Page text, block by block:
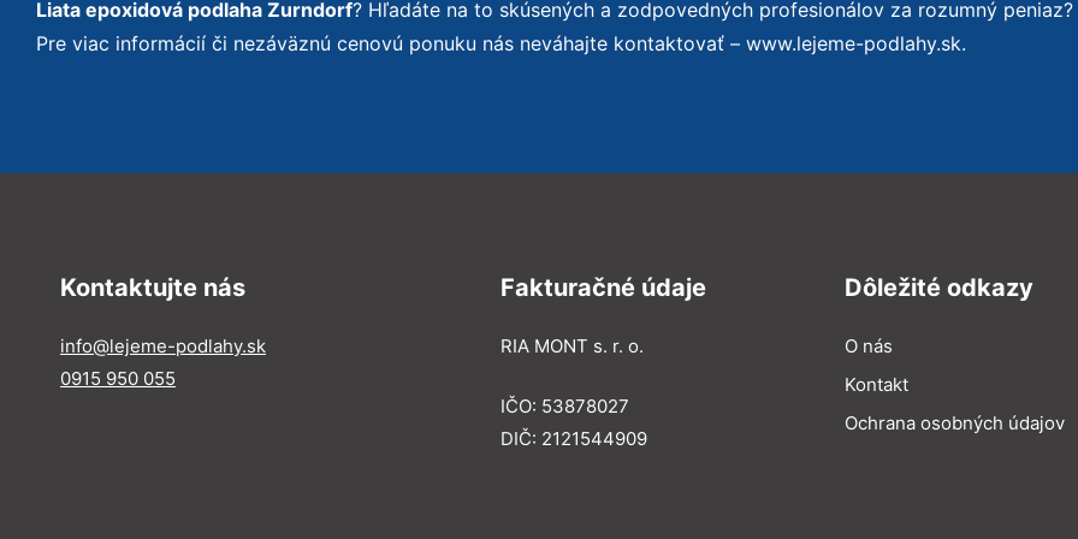
Liata epoxidová podlaha Zurndorf? Hľadáte na to skúsených a zodpovedných profesionálov za rozumný peniaz?
Pre viac informácií či nezáväznú cenovú ponuku nás neváhajte kontaktovať – www.lejeme-podlahy.sk.
Kontaktujte nás
info@lejeme-podlahy.sk
0915 950 055
Fakturačné údaje
RIA MONT s. r. o.
IČO: 53878027
DIČ: 2121544909
Dôležité odkazy
O nás
Kontakt
Ochrana osobných údajov